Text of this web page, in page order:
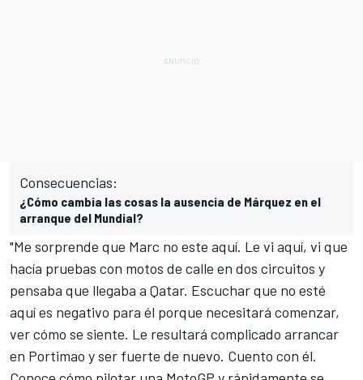
Consecuencias:
¿Cómo cambia las cosas la ausencia de Márquez en el
arranque del Mundial?
"Me sorprende que Marc no este aquí. Le vi aquí, vi que
hacía pruebas con motos de calle en dos circuitos y
pensaba que llegaba a Qatar. Escuchar que no esté
aquí es negativo para él porque necesitará comenzar,
ver cómo se siente. Le resultará complicado arrancar
en Portimao y ser fuerte de nuevo. Cuento con él.